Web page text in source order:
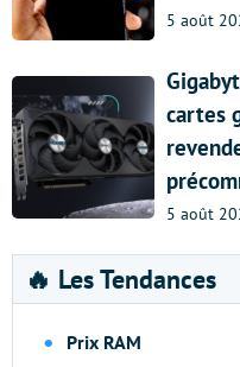
5 août
cartes
5 août
🔥 Les Tendances
Prix RAM